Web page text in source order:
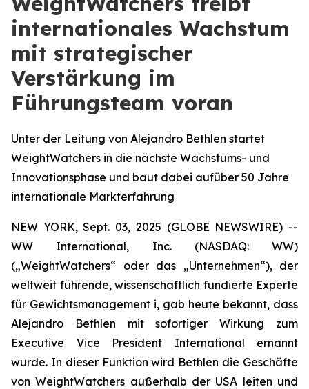
internationales Wachstum
mit strategischer
Verstärkung im
Führungsteam voran
Unter der Leitung von Alejandro Bethlen startet
WeightWatchers in die nächste Wachstums- und
Innovationsphase und baut dabei aufüber 50 Jahre
internationale Markterfahrung
NEW YORK, Sept. 03, 2025 (GLOBE NEWSWIRE) --
WW International, Inc. (NASDAQ: WW)
(„WeightWatchers“ oder das „Unternehmen“), der
weltweit führende, wissenschaftlich fundierte Experte
für Gewichtsmanagement i, gab heute bekannt, dass
Alejandro Bethlen mit sofortiger Wirkung zum
Executive Vice President International ernannt
wurde. In dieser Funktion wird Bethlen die Geschäfte
von WeightWatchers außerhalb der USA leiten und